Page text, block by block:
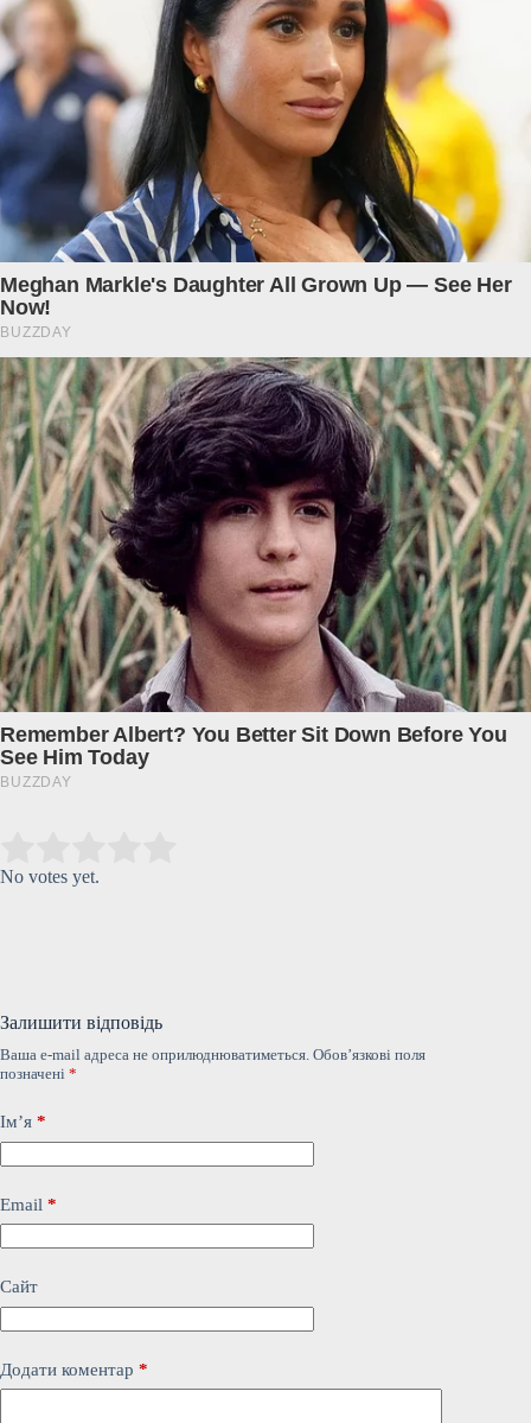
No votes yet.
Залишити відповідь
Ваша e-mail адреса не оприлюднюватиметься. Обов’язкові поля
позначені *
Ім’я *
Email *
Сайт
Додати коментар *